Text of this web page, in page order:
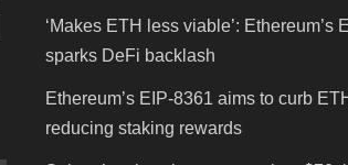
‘Makes ETH less viable’: Ethereum’s
sparks DeFi backlash
Ethereum’s EIP-8361 aims to curb
reducing staking rewards